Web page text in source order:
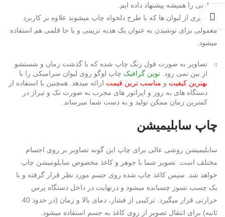
حرارتی را همیشه پیشنهاد داده ایم.
این سری از لیوان ها که با طرح دلخواه چاپ میشوند علاوه بر کاربرد
معمولی برای نوشیدن به عنوان یک هدیه تزیینی و یا جا قلمی هم استفاده
میشود.
تصاویر به صورت فول رنگ چاپ شده که با گذشت زمان و شستشو
از بین نمی رود. نوین گرافیک چاپ لوگو روی لیوان سرامیکی را با
بهترین کیفیت و مناسب ترین قیمت ارائه میدهد. همچنین با استفاده از
دستگاه های به روز و اپراتور های مجرب به صورت تک و تیراژ در
کمترین زمان ممکن تولید و به دست شما میرساند.
چاپ سابلیمیشن
سابلیمیشن روشی عالی برای چاپ این گونه تصاویر بر روی اجسام
مختلف است. تصویر شما با جوهر و کاغذ مخصوص سابلومیشن چاپ
خواهد شد. سپس کاغذ چاپ شده روی جسم مورد نظر قرار گرفته و با
یک چسب نسوز چسبانده میشود و درنهایت در داخل دستگاه پرس
حرارتی قرار میگیرد. ترکیبی از فشار، دمای بالا و زمان (در حدود 40
ثانیه) برای انتقال تصویر از روی کاغذ به جسم استفاده میشود.